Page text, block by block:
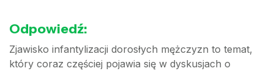
Odpowiedź:
Zjawisko infantylizacji dorosłych mężczyzn to temat,
który coraz częściej pojawia się w dyskusjach o